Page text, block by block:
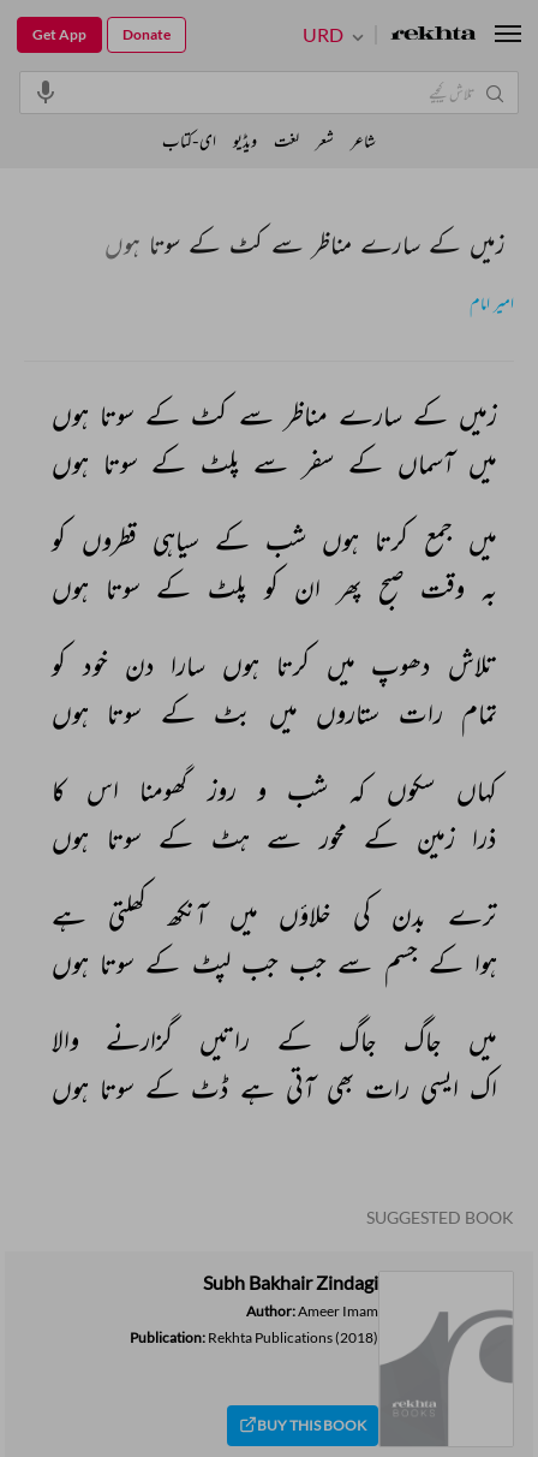
زمیں کے سارے مناظر سے کٹ کے سوتا ہوں
امیر امام
زمیں کے سارے مناظر سے کٹ کے سوتا ہوں
میں آسماں کے سفر سے پلٹ کے سوتا ہوں
میں جمع کرتا ہوں شب کے سیاہی قطروں کو
بہ وقت صبح پھر ان کو پلٹ کے سوتا ہوں
تلاش دھوپ میں کرتا ہوں سارا دن خود کو
تمام رات ستاروں میں بٹ کے سوتا ہوں
کہاں
سکوں کہ شب و روز گھومنا اس کا
ذرا زمین کے محور سے ہٹ کے سوتا ہوں
ترے
بدن کی خلاؤں میں آنکھ کھلتی
ہے
ہوا کے جسم سے جب جب لپٹ کے سوتا ہوں
میں
جاگ جاگ کے راتیں گزارنے
والا
اک ایسی رات بھی آتی ہے ڈٹ کے سوتا ہوں
SUGGESTED BOOK
Subh Bakhair Zindagi
Author:Ameer Imam
Publication: Rekhta Publications(2018)
BUY THIS BOOK
URD
Get App Donate
شاعر شعر لغت ویڈیو ای-کتاب